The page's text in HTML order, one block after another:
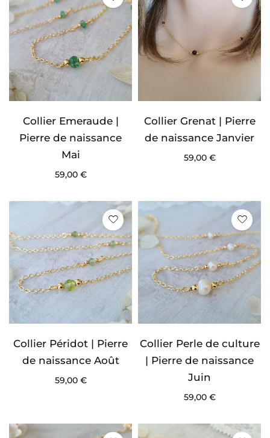
Collier Emeraude |
Pierre de naissance
Mai
59,00 €
Collier Grenat | Pierre
de naissance Janvier
59,00 €
Collier Péridot | Pierre
de naissance Août
59,00 €
Collier Perle de culture
| Pierre de naissance
Juin
59,00 €